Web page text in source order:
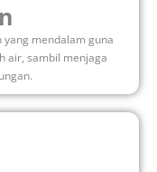
mendalam guna
air, sambil menjaga